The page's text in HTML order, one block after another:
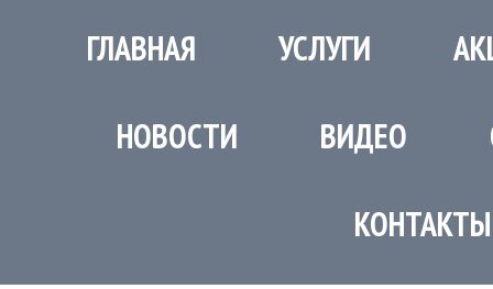
ГЛАВНАЯ УСЛУГИ
НОВОСТИ ВИДЕО
КОНТАКТЫ